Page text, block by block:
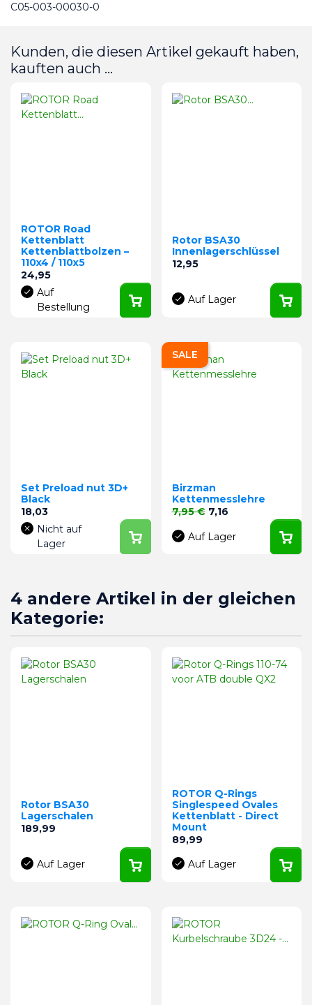
C05-003-00030-0
Kunden, die diesen Artikel gekauft haben,
kauften auch ...
ROTOR Road
Kettenblatt
Kettenblattbolzen –
110x4 / 110x5
Preis
24,95
Auf
Bestellung
Rotor BSA30
Innenlagerschlüssel
Preis
12,95
Auf Lager
Set Preload nut 3D+
Black
Preis
18,03
Nicht auf
Lager
Birzman
Kettenmesslehre
Verkaufspreis
7,95 € Preis
7,16
Auf Lager
SALE
4 andere Artikel in der gleichen
Kategorie:
Rotor BSA30
Lagerschalen
Preis
189,99
Auf Lager
ROTOR Q-Rings
Singlespeed Ovales
Kettenblatt - Direct
Mount
Preis
89,99
Auf Lager